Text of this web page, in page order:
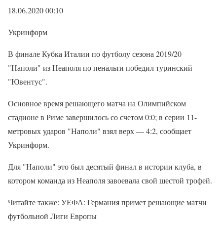
18.06.2020 00:10
Укринформ
В финале Кубка Италии по футболу сезона 2019/20
"Наполи" из Неаполя по пенальти победил туринский
"Ювентус".
Основное время решающего матча на Олимпийском
стадионе в Риме завершилось со счетом 0:0; в серии 11-
метровых ударов "Наполи" взял верх — 4:2, сообщает
Укринформ.
Для "Наполи" это был десятый финал в истории клуба, в
котором команда из Неаполя завоевала свой шестой трофей.
Читайте также: УЕФА: Германия примет решающие матчи
футбольной Лиги Европы